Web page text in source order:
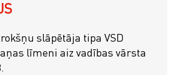
slāpētāja tipa VSD
līmeni aiz vadības vārsta